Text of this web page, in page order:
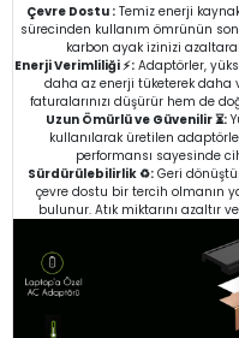
Çevre Dostu : Temiz enerji
sürecinden kullanım ömrünün
karbon ayak izinizi
Enerji Verimliliği ⚡:Adaptörler,
daha az enerji tüketerek daha
faturalarınızı düşürür hem de
Uzun Ömürlü ve Güvenilir ⏳:
kullanılarak üretilen
performansı sayesinde
Sürdürülebilirlik ♻️:Geri
çevre dostu bir tercih olmanın
bulunur. Atık miktarını azaltır